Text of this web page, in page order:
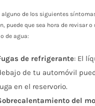
alguno de los siguientes
puede que sea hora de revisar o
de agua:
de refrigerante: El
de tu automóvil
en el reservorio.
del